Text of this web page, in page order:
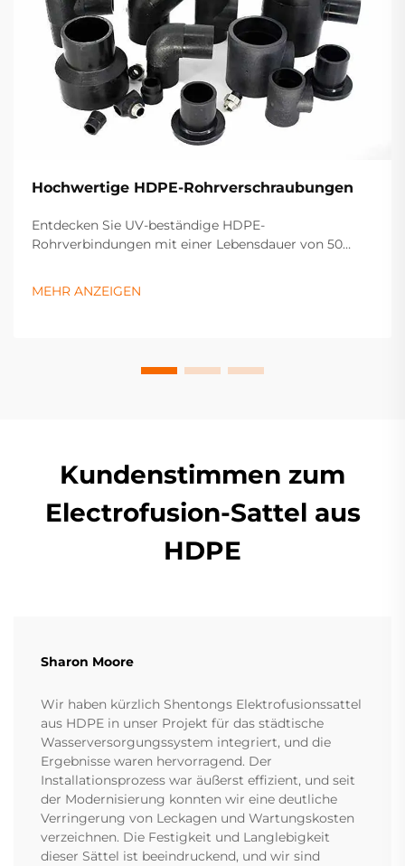
Hochwertige HDPE-Rohrverschraubungen
Entdecken Sie UV-beständige HDPE-
Rohrverbindungen mit einer Lebensdauer von 50
Fordern Sie heute ein Angebot an.
MEHR ANZEIGEN
Kundenstimmen zum
Electrofusion-Sattel aus
HDPE
Sharon Moore
Wir haben kürzlich Shentongs Elektrofusionssattel
aus HDPE in unser Projekt für das städtische
Wasserversorgungssystem integriert, und die
Ergebnisse waren hervorragend. Der
Installationsprozess war äußerst effizient, und seit
der Modernisierung konnten wir eine deutliche
Verringerung von Leckagen und Wartungskosten
verzeichnen. Die Festigkeit und Langlebigkeit
dieser Sättel ist beeindruckend, und wir sind